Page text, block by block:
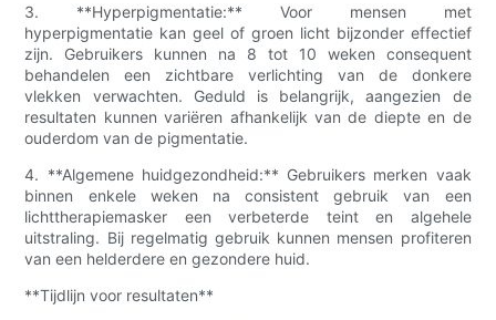
3. **Hyperpigmentatie:** Voor mensen met
hyperpigmentatie kan geel of groen licht bijzonder effectief
zijn. Gebruikers kunnen na 8 tot 10 weken consequent
behandelen een zichtbare verlichting van de donkere
vlekken verwachten. Geduld is belangrijk, aangezien de
resultaten kunnen variëren afhankelijk van de diepte en de
ouderdom van de pigmentatie.
4. **Algemene huidgezondheid:** Gebruikers merken vaak
binnen enkele weken na consistent gebruik van een
lichttherapiemasker een verbeterde teint en algehele
uitstraling. Bij regelmatig gebruik kunnen mensen profiteren
van een helderdere en gezondere huid.
**Tijdlijn voor resultaten**